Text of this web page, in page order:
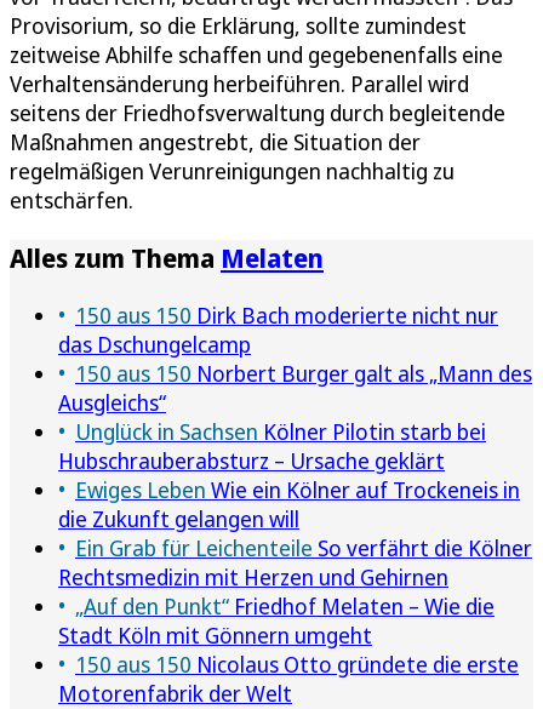
Provisorium, so die Erklärung, sollte zumindest
zeitweise Abhilfe schaffen und gegebenenfalls eine
Verhaltensänderung herbeiführen. Parallel wird
seitens der Friedhofsverwaltung durch begleitende
Maßnahmen angestrebt, die Situation der
regelmäßigen Verunreinigungen nachhaltig zu
entschärfen.
Alles zum Thema Melaten
150 aus 150 Dirk Bach moderierte nicht nur
das Dschungelcamp
150 aus 150 Norbert Burger galt als „Mann des
Ausgleichs“
Unglück in Sachsen Kölner Pilotin starb bei
Hubschrauberabsturz – Ursache geklärt
Ewiges Leben Wie ein Kölner auf Trockeneis in
die Zukunft gelangen will
Ein Grab für Leichenteile So verfährt die Kölner
Rechtsmedizin mit Herzen und Gehirnen
„Auf den Punkt“ Friedhof Melaten – Wie die
Stadt Köln mit Gönnern umgeht
150 aus 150 Nicolaus Otto gründete die erste
Motorenfabrik der Welt